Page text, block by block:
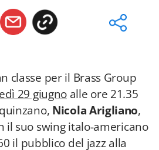
classe per il Brass Group
29 giugno alle ore 21.35
Nicola Arigliano,
il suo swing italo-americano
il pubblico del jazz alla